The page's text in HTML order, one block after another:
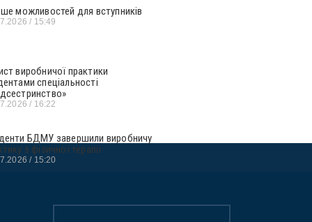
можливостей для вступників
15:49
виробничої практики
спеціальності
16:22
БДМУ завершили виробничу
з фізичної терапії
15:20